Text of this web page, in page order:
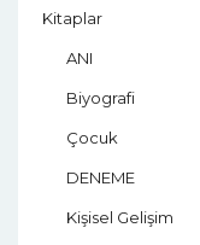
Kitaplar
ANI
Biyografi
Çocuk
DENEME
Kişisel Gelişim